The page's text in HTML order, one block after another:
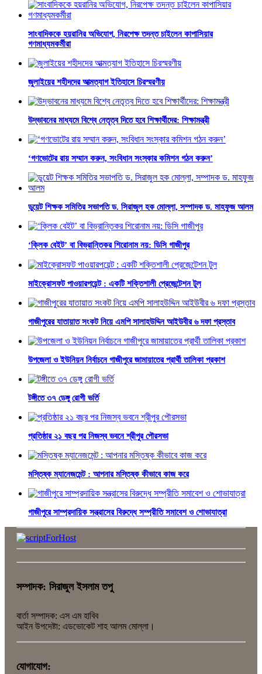
সাংবাদিককে হয়রানির অভিযোগ, নিরপেক্ষ তদন্ত চাইলেন কাপাসিয়ার
গণমাধ্যমকর্মীরা
জুলাইয়ের শহীদদের আত্মত্যাগ ইতিহাসে চিরস্মরণীয়
উদ্ভাবনের মাধ্যমে বিশ্বে নেতৃত্ব দিতে হবে শিক্ষার্থীদের: শিক্ষামন্ত্রী
‘গণভোটের রায় সম্মান করুন, সংবিধান সংস্কার কমিশন গঠন করুন’
ডুয়েট শিক্ষক সমিতির সভাপতি ড. সিরাজুল হক মোল্লা, সম্পাদক ড. মাহফুজ আলম
‘ক্লিক বেইট’ বা বিভ্রান্তিকর শিরোনাম নয়: ডিসি গাজীপুর
মাইক্রোসফট পাওয়ারপয়েন্ট : একটি শক্তিশালী প্রেজেন্টেশন টুল
গাজীপুরের যাতায়াত সংকট নিয়ে এমপি সালাহউদ্দিন আইউবীর ৬ দফা প্রস্তাব
উপজেলা ও ইউনিয়ন নির্বাচনে গাজীপুরে জামায়াতের প্রার্থী তালিকা প্রকাশ
টঙ্গীতে ৩৭ ডেঙ্গু রোগী ভর্তি
প্রতিষ্ঠার ২১ বছর পর নিজস্ব ভবনে শ্রীপুর পৌরসভা
মস্তিষ্ক ম্যানেজমেন্ট : আপনার মস্তিষ্ক কীভাবে কাজ করে
গাজীপুরে সাম্প্রদায়িক সন্ত্রাসের বিরুদ্ধে সম্প্রীতি সমাবেশ ও শোভাযাত্রা
সম্পাদক: সিরাজুল ইসলাম তপু
বার্তা সম্পাদক: এস এম হাবিব
আইন উপদেষ্টা: এডভোকেট শাহ আলম মোল্লা।
যোগাযোগ: